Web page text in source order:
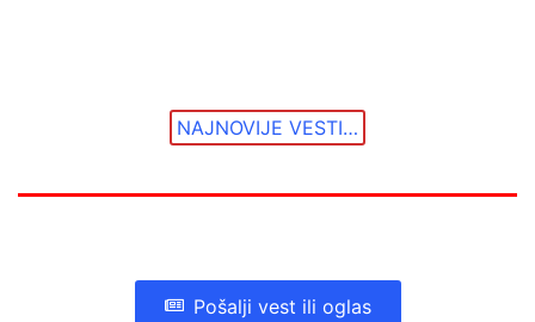
NAJNOVIJE VESTI…
Pošalji vest ili oglas